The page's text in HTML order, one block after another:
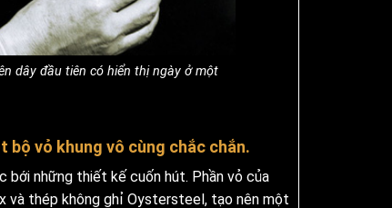
dây đầu tiên có hiển thị ngày ở một
bộ vỏ khung vô cùng chắc chắn.
bới những thiết kế cuốn hút. Phần vỏ của
và thép không ghỉ Oystersteel, tạo nên một